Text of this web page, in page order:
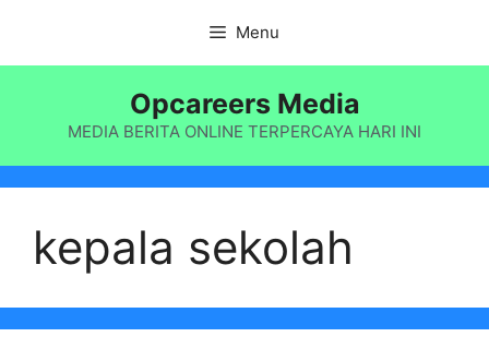
isi
Menu
Opcareers Media
MEDIA BERITA ONLINE TERPERCAYA HARI INI
kepala sekolah